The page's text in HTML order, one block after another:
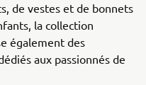
de vestes et de bonnets
la collection
également des
aux passionnés de